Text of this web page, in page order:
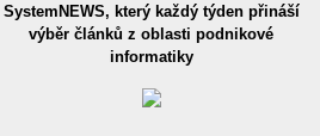
SystemNEWS, který každý týden přináší
výběr článků z oblasti podnikové
informatiky